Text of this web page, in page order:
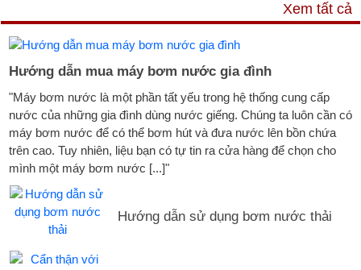
Xem tất cả
Hướng dẫn mua máy bơm nước gia đình
"Máy bơm nước là một phần tất yếu trong hệ thống cung cấp
nước của những gia đình dùng nước giếng. Chúng ta luôn cần có
máy bơm nước để có thể bơm hút và đưa nước lên bồn chứa
trên cao. Tuy nhiên, liệu bạn có tự tin ra cửa hàng để chọn cho
mình một máy bơm nước [...]"
Hướng dẫn sử dụng bơm nước thải